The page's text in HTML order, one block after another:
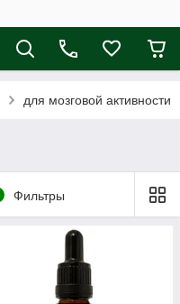
для мозговой активности
Фильтры